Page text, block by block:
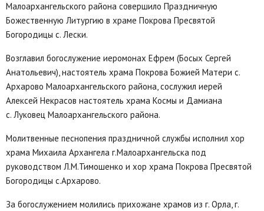
Малоархангельского района совершило Праздничную
Божественную Литургию в храме Покрова Пресвятой
Богородицы с. Лески.
Возглавил богослужение иеромонах Ефрем (Босых Сергей
Анатольевич), настоятель храма Покрова Божией Матери с.
Архарово Малоархангельского района, сослужил иерей
Алексей Некрасов настоятель храма Космы и Дамиана
с. Луковец Малоархангельского района.
Молитвенные песнопения праздничной службы исполнил хор
храма Михаила Архангела г.Малоархангельска под
руководством Л.М.Тимошенко и хор храма Покрова Пресвятой
Богородицы с.Архарово.
За богослужением молились прихожане храмов из г. Орла, г.